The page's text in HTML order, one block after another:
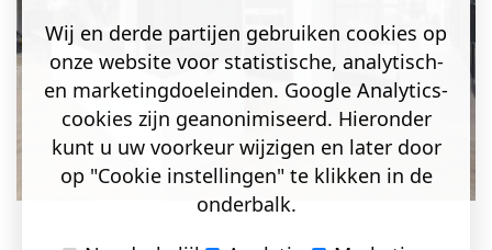
Wij en derde partijen gebruiken cookies op
onze website voor statistische, analytisch-
en marketingdoeleinden. Google Analytics-
cookies zijn geanonimiseerd. Hieronder
kunt u uw voorkeur wijzigen en later door
op "Cookie instellingen" te klikken in de
onderbalk.